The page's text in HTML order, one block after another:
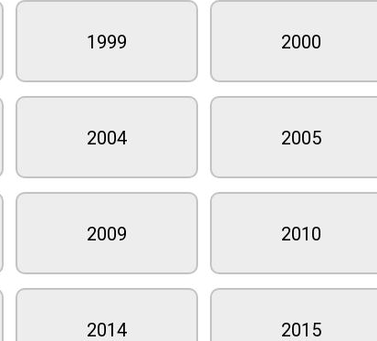
1999 2000
2004 2005
2009 2010
2014 2015